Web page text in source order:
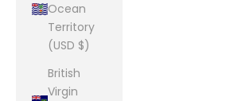
Ocean
Territory
(USD $)
British
Virgin